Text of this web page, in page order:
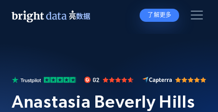
了解更多
Anastasia Beverly Hills